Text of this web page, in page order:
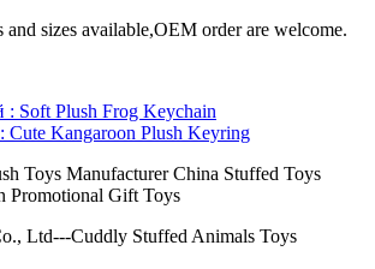
and sizes available,OEM order are welcome.
: Soft Plush Frog Keychain
: Cute Kangaroon Plush Keyring
Ltd---Cuddly Stuffed Animals Toys